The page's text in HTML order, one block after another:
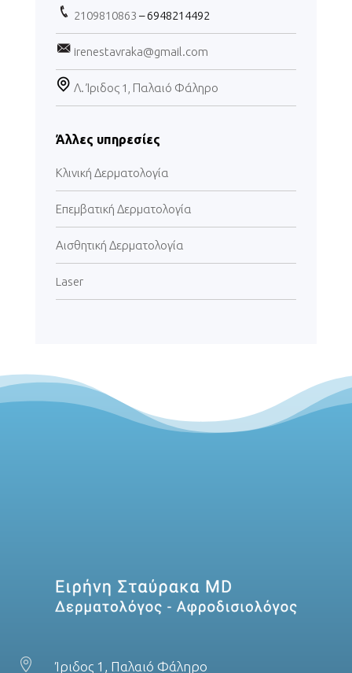
2109810863 – 6948214492
irenestavraka@gmail.com
Λ. Ίριδος 1, Παλαιό Φάληρο
Άλλες υπηρεσίες
Κλινική Δερματολογία
Επεμβατική Δερματολογία
Αισθητική Δερματολογία
Laser
 Ίριδος 1, Παλαιό Φάληρο